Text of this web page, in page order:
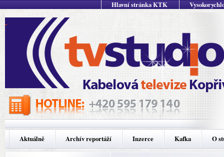
Hlavní stránka KTK
Aktuálně Archív reportáží Inzerce Kafka O